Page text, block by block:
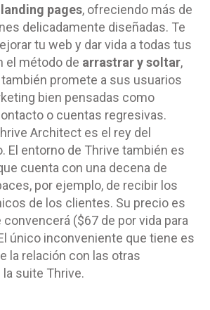
landing pages, ofreciendo más de
delicadamente diseñadas. Te
tu web y dar vida a todas tus
el método de arrastrar y soltar,
promete a sus usuarios
bien pensadas como
o cuentas regresivas.
Architect es el rey del
El entorno de Thrive también es
cuenta con una decena de
por ejemplo, de recibir los
de los clientes. Su precio es
($67 de por vida para
único inconveniente que tiene es
la relación con las otras
la suite Thrive.